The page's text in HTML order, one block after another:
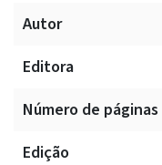
Autor
Editora
Número de páginas
Edição